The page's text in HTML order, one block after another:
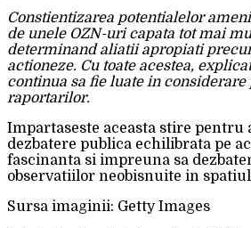
Constientizarea potentialelor
de unele OZN-uri capata tot mai
determinand aliatii apropiati
actioneze. Cu toate acestea,
continua sa fie luate in
raportarilor.
Impartaseste aceasta stire pentru
dezbatere publica echilibrata pe
fascinanta si impreuna sa
observatiilor neobisnuite in
Sursa imaginii: Getty Images